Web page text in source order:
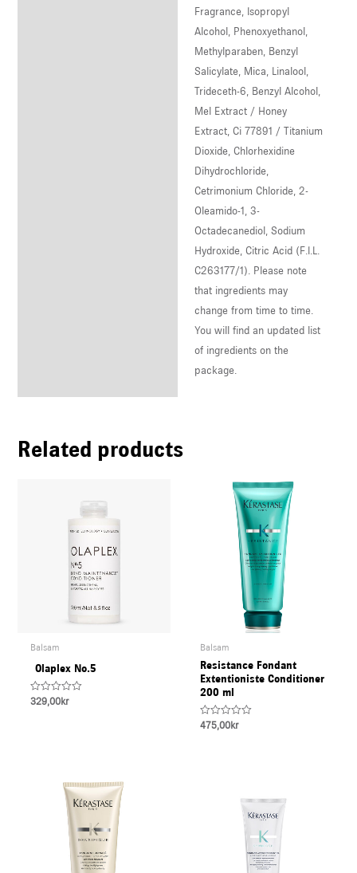
Fragrance, Isopropyl
Alcohol, Phenoxyethanol,
Methylparaben, Benzyl
Salicylate, Mica, Linalool,
Trideceth-6, Benzyl Alcohol,
Mel Extract / Honey
Extract, Ci 77891 / Titanium
Dioxide, Chlorhexidine
Dihydrochloride,
Cetrimonium Chloride, 2-
Oleamido-1, 3-
Octadecanediol, Sodium
Hydroxide, Citric Acid (F.I.L.
C263177/1). Please note
that ingredients may
change from time to time.
You will find an updated list
of ingredients on the
package.
Related products
Balsam
Olaplex No.5
Rated
329,00kr
Balsam
Resistance Fondant
Extentioniste Conditioner
200 ml
Rated
475,00kr